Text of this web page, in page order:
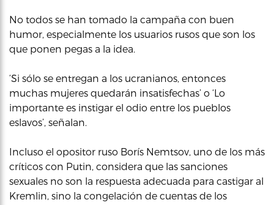
No todos se han tomado la campaña con buen
humor, especialmente los usuarios rusos que son los
que ponen pegas a la idea.
‘Si sólo se entregan a los ucranianos, entonces
muchas mujeres quedarán insatisfechas’ o ‘Lo
importante es instigar el odio entre los pueblos
eslavos’, señalan.
Incluso el opositor ruso Borís Nemtsov, uno de los más
críticos con Putin, considera que las sanciones
sexuales no son la respuesta adecuada para castigar al
Kremlin, sino la congelación de cuentas de los